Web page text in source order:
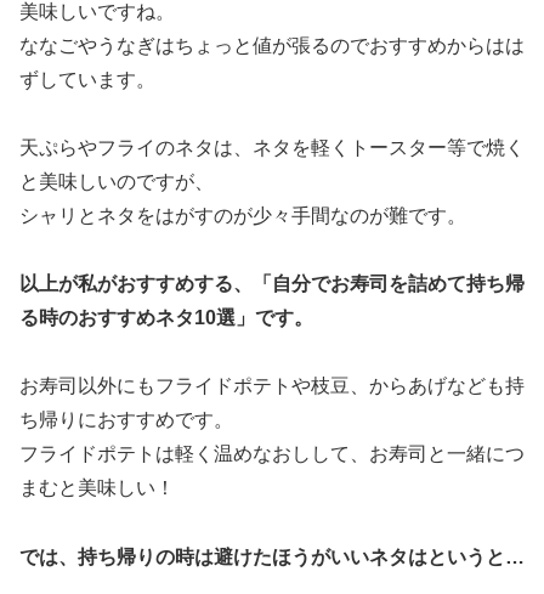
美味しいですね。
ななごやうなぎはちょっと値が張るのでおすすめからはは
ずしています。
天ぷらやフライのネタは、ネタを軽くトースター等で焼く
と美味しいのですが、
シャリとネタをはがすのが少々手間なのが難です。
以上が私がおすすめする、「自分でお寿司を詰めて持ち帰
る時のおすすめネタ10選」です。
お寿司以外にもフライドポテトや枝豆、からあげなども持
ち帰りにおすすめです。
フライドポテトは軽く温めなおしして、お寿司と一緒につ
まむと美味しい！
では、持ち帰りの時は避けたほうがいいネタはというと…